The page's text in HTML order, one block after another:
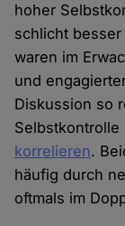
hoher
schlicht
waren im
und
Diskussion so
Selbstkontrolle
korrelieren.
häufig durch
oftmals im